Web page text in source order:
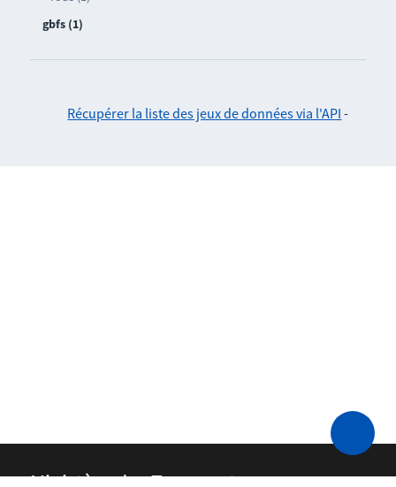
gbfs (1)
Récupérer la liste des jeux de données via l'API -